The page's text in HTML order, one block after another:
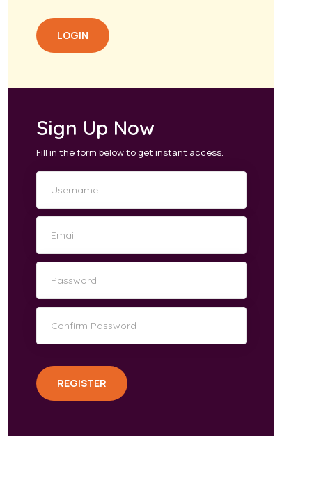
LOGIN
Sign Up Now
Fill in the form below to get instant access.
REGISTER